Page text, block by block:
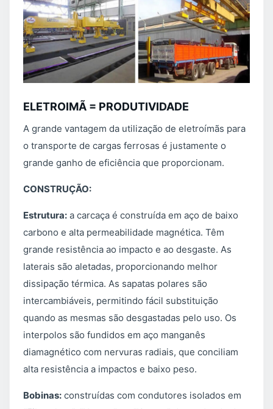
ELETROIMÃ = PRODUTIVIDADE
A grande vantagem da utilização de eletroímãs para
o transporte de cargas ferrosas é justamente o
grande ganho de eficiência que proporcionam.
CONSTRUÇÃO:
Estrutura: a carcaça é construída em aço de baixo
carbono e alta permeabilidade magnética. Têm
grande resistência ao impacto e ao desgaste. As
laterais são aletadas, proporcionando melhor
dissipação térmica. As sapatas polares são
intercambiáveis, permitindo fácil substituição
quando as mesmas são desgastadas pelo uso. Os
interpolos são fundidos em aço manganês
diamagnético com nervuras radiais, que conciliam
alta resistência a impactos e baixo peso.
Bobinas: construídas com condutores isolados em